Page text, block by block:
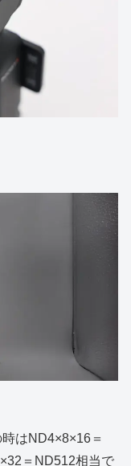
はND4×8×16＝
＝ND512相当で